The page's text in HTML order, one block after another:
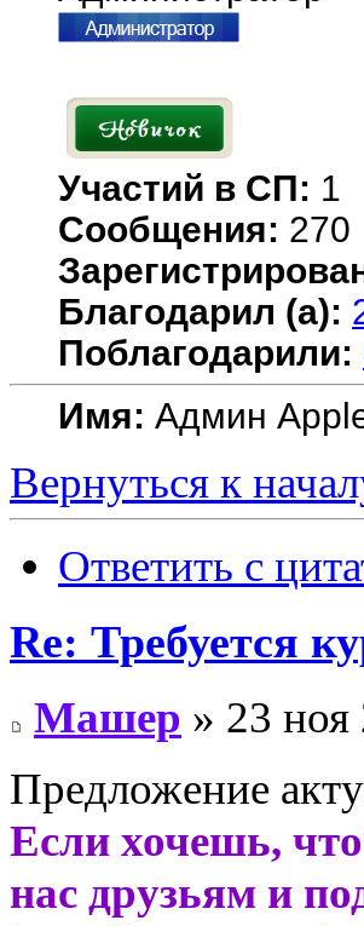
Участий в СП: 1
Сообщения: 270
Благодарил (а):
Поблагодарили:
Имя: Админ
Вернуться к
Ответить с
Re: Требуется
Машер » 23
Предложение
Если хочешь,
нас друзьям и